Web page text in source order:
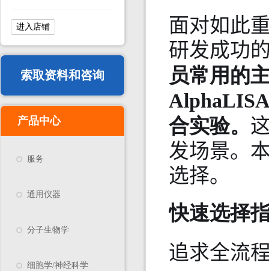
进入店铺
索取资料和咨询
产品中心
服务
通用仪器
分子生物学
细胞学/神经科学
面对如此
研发成功
员常用的
合实验。
发场景。
选择。
快速选择
追求全流